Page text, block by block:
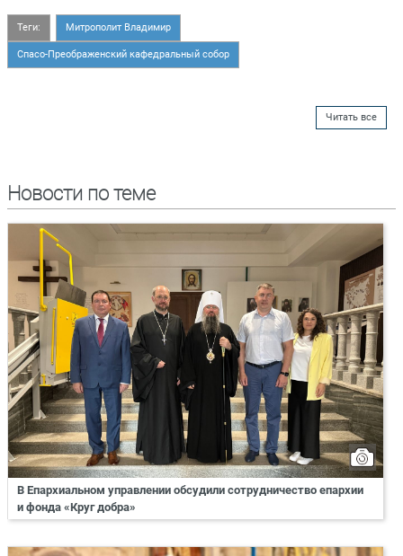
Теги: Митрополит Владимир
Спасо-Преображенский кафедральный собор
Читать все
Новости по теме
В Епархиальном управлении обсудили сотрудничество епархии
и фонда «Круг добра»